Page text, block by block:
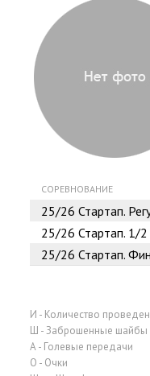
СОРЕВНОВАНИЕ
25/26 Стартап.
25/26 Стартап. 1/
25/26 Стартап.
И - Количество
Ш - Заброшенные шайбы
А - Голевые передачи
О - Очки